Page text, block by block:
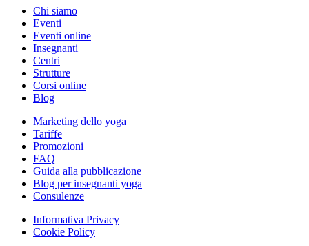
Chi siamo
Eventi
Eventi online
Insegnanti
Centri
Strutture
Corsi online
Blog
Marketing dello yoga
Tariffe
Promozioni
FAQ
Guida alla pubblicazione
Blog per insegnanti yoga
Consulenze
Informativa Privacy
Cookie Policy